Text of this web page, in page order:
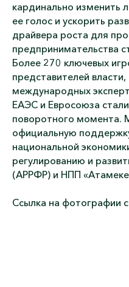
кардинально изменить
ее голос и ускорить
драйвера роста для
предпринимательства
Более 270 ключевых
представителей
международных
ЕАЭС и Евросоюза
поворотного момента.
официальную
национальной
регулированию и
(АРРФР) и НПП
Ссылка на фотографии